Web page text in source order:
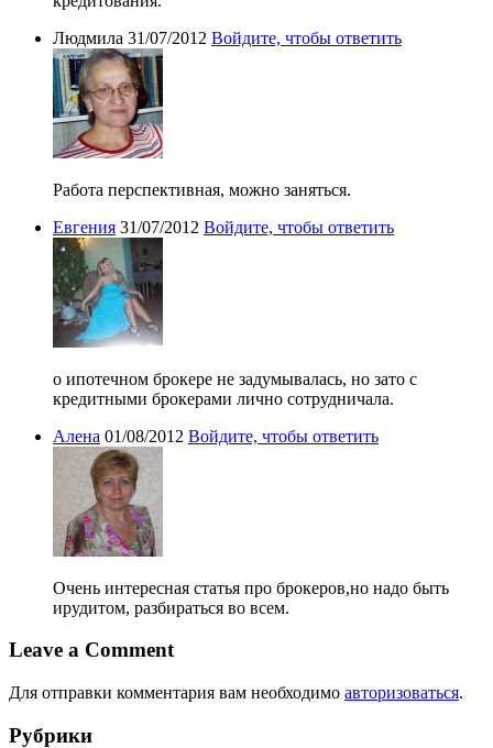
Людмила 31/07/2012 Войдите, чтобы ответить
Работа перспективная, можно заняться.
Евгения 31/07/2012 Войдите, чтобы ответить
о ипотечном брокере не задумывалась, но зато с
кредитными брокерами лично сотрудничала.
Алена 01/08/2012 Войдите, чтобы ответить
Очень интересная статья про брокеров,но надо быть
ирудитом, разбираться во всем.
Leave a Comment
Для отправки комментария вам необходимо авторизоваться.
Рубрики